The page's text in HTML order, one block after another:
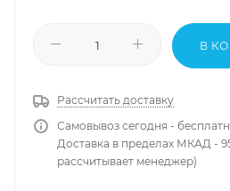
В
Рассчитать доставку
Самовывоз сегодня -
Доставка в пределах МКАД -
рассчитывает менеджер)